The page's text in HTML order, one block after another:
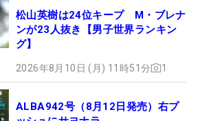
松山英樹は24位キープ M・ブレナ
ンが23人抜き【男子世界ランキン
グ】
2026年8月10日 (月) 11時51分 1
ALBA942号（8月12日発売）右プ